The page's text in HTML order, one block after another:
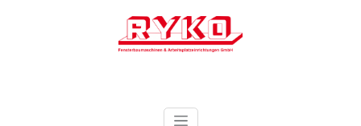
RYKO Deutschland
GmbH